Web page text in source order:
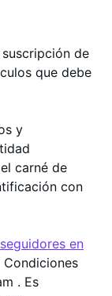
de
que debe
y
carné de
con
en
Condiciones
. Es